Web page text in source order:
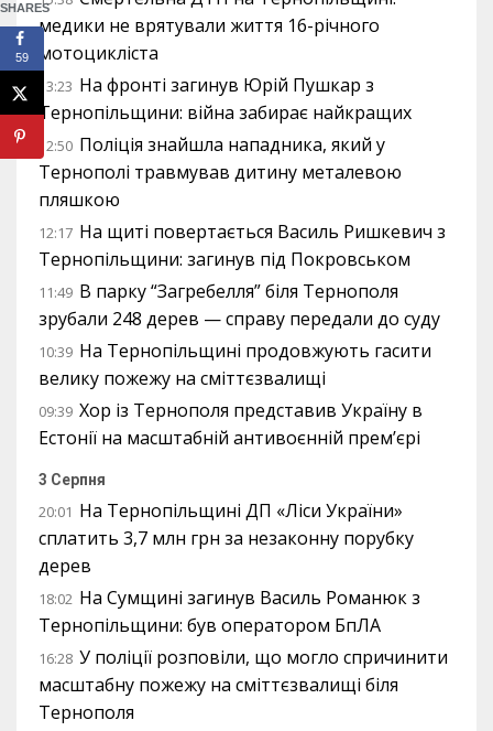
медики не врятували життя 16-річного
мотоцикліста
13:23 На фронті загинув Юрій Пушкар з
Тернопільщини: війна забирає найкращих
12:50 Поліція знайшла нападника, який у
Тернополі травмував дитину металевою
пляшкою
12:17 На щиті повертається Василь Ришкевич з
Тернопільщини: загинув під Покровськом
11:49 В парку “Загребелля” біля Тернополя
зрубали 248 дерев — справу передали до суду
10:39 На Тернопільщині продовжують гасити
велику пожежу на сміттєзвалищі
09:39 Хор із Тернополя представив Україну в
Естонії на масштабній антивоєнній прем’єрі
3 Серпня
20:01 На Тернопільщині ДП «Ліси України»
сплатить 3,7 млн грн за незаконну порубку
дерев
18:02 На Сумщині загинув Василь Романюк з
Тернопільщини: був оператором БпЛА
16:28 У поліції розповіли, що могло спричинити
масштабну пожежу на сміттєзвалищі біля
Тернополя
SHARES
59